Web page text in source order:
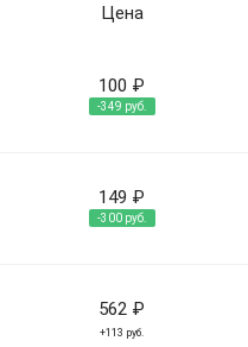
Цена
100 ₽
-349 руб.
149 ₽
-300 руб.
562 ₽
+113 руб.